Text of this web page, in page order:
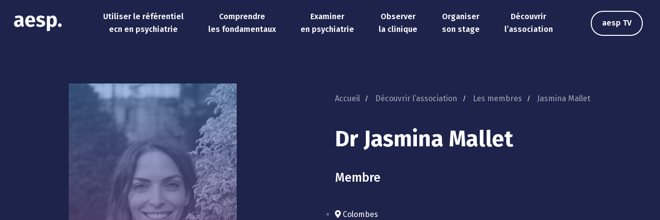
Utiliser le référentiel
ecn en psychiatrie
Comprendre
les fondamentaux
Examiner
en psychiatrie
Observer
la clinique
Organiser
son stage
Découvrir
l’association
aesp TV
Accueil Découvrir l’association Les membres Jasmina Mallet
Dr Jasmina Mallet
Membre
Colombes